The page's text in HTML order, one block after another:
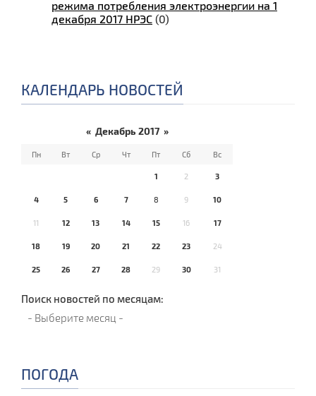
режима потребления электроэнергии на 1
декабря 2017 НРЭС (0)
КАЛЕНДАРЬ НОВОСТЕЙ
« Декабрь 2017 »
Пн Вт Ср Чт Пт Сб Вс
1 2 3
4 5 6 7 8 9 10
11 12 13 14 15 16 17
18 19 20 21 22 23 24
25 26 27 28 29 30 31
Поиск новостей по месяцам:
ПОГОДА